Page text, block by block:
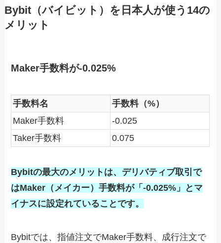
Bybit（バイビット）を日本人が使う14の
メリット
Maker手数料が-0.025%
手数料名
手数料（%）
Maker手数料
-0.025
Taker手数料
0.075
Bybitの最大のメリットは、デリバティブ取引で
はMaker（メイカー）手数料が「-0.025%」とマ
イナスに設定れていることです。
Bybitでは、指値注文でMaker手数料、成行注文で